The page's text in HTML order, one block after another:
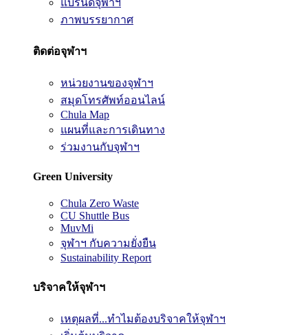
ภาพบรรยากาศ
ติดต่อจุฬาฯ
หน่วยงานของจุฬาฯ
สมุดโทรศัพท์ออนไลน์
Chula Map
แผนที่และการเดินทาง
ร่วมงานกับจุฬาฯ
Green University
Chula Zero Waste
CU Shuttle Bus
MuvMi
จุฬาฯ กับความยั่งยืน
Sustainability Report
บริจาคให้จุฬาฯ
เหตุผลที่...ทำไมต้องบริจาคให้จุฬาฯ